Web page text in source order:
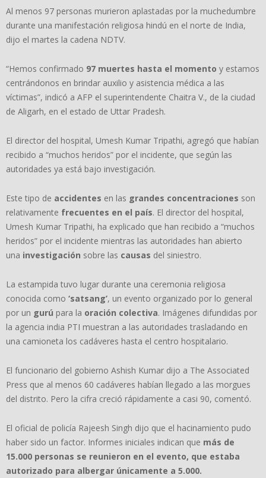
Al menos 97 personas murieron aplastadas por la muchedumbre
durante una manifestación religiosa hindú en el norte de India,
dijo el martes la cadena NDTV.
“Hemos confirmado 97 muertes hasta el momento y estamos
centrándonos en brindar auxilio y asistencia médica a las
víctimas”, indicó a AFP el superintendente Chaitra V., de la ciudad
de Aligarh, en el estado de Uttar Pradesh.
El director del hospital, Umesh Kumar Tripathi, agregó que habían
recibido a “muchos heridos” por el incidente, que según las
autoridades ya está bajo investigación.
Este tipo de accidentes en las grandes concentraciones son
relativamente frecuentes en el país. El director del hospital,
Umesh Kumar Tripathi, ha explicado que han recibido a “muchos
heridos” por el incidente mientras las autoridades han abierto
una investigación sobre las causas del siniestro.
La estampida tuvo lugar durante una ceremonia religiosa
conocida como ‘satsang’, un evento organizado por lo general
por un gurú para la oración colectiva. Imágenes difundidas por
la agencia india PTI muestran a las autoridades trasladando en
una camioneta los cadáveres hasta el centro hospitalario.
El funcionario del gobierno Ashish Kumar dijo a The Associated
Press que al menos 60 cadáveres habían llegado a las morgues
del distrito. Pero la cifra creció rápidamente a casi 90, comentó.
El oficial de policía Rajeesh Singh dijo que el hacinamiento pudo
haber sido un factor. Informes iniciales indican que más de
15.000 personas se reunieron en el evento, que estaba
autorizado para albergar únicamente a 5.000.